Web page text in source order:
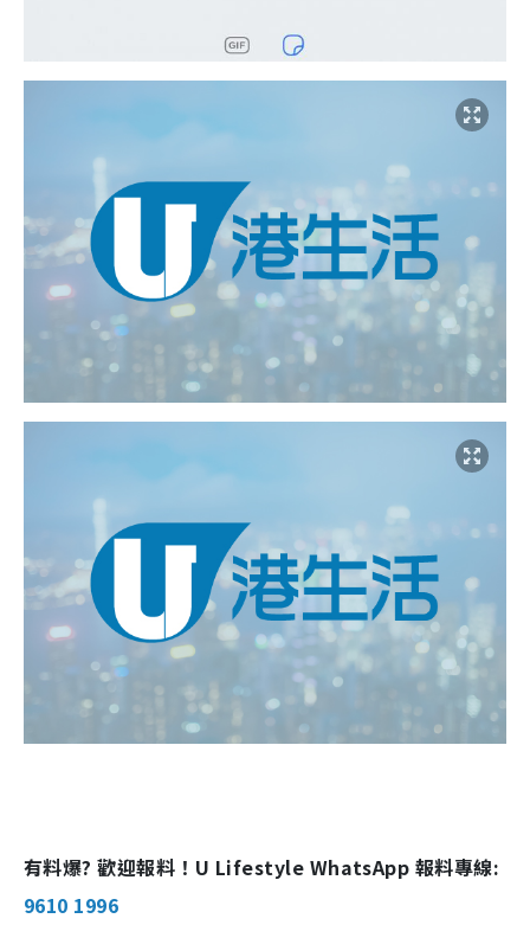
有料爆? 歡迎報料！U Lifestyle WhatsApp 報料專線:
9610 1996